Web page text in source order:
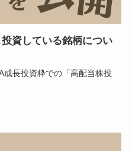
資している銘柄につい
成長投資枠での「高配当株投